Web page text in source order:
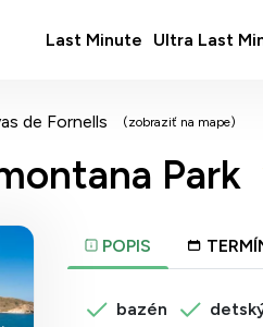
Last Minute Ultra Last
de Fornells (zobraziť na mape)
Park
POPIS
bazén